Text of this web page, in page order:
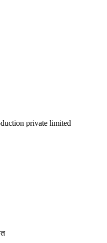
private limited